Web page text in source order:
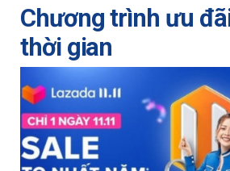
Chương trình ưu
thời gian